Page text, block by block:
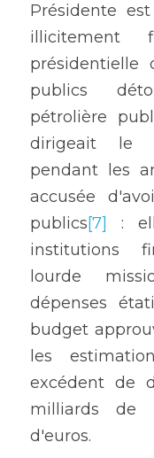
Présidente
illicitement
présidentielle
publics
pétrolière
dirigeait le
pendant les
accusée
publics[7]
:
institutions
lourde
dépenses
budget
les
excédent de
milliards de
d'euros.